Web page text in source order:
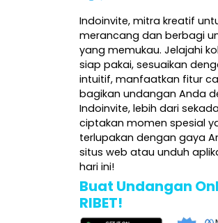
Indoinvite, mitra kreatif
merancang dan berbagi
yang memukau. Jelajahi
siap pakai, sesuaikan
intuitif, manfaatkan fitur
bagikan undangan Anda
Indoinvite, lebih dari
ciptakan momen spesial
terlupakan dengan gaya
situs web atau unduh
hari ini!
Buat Undangan
RIBET!